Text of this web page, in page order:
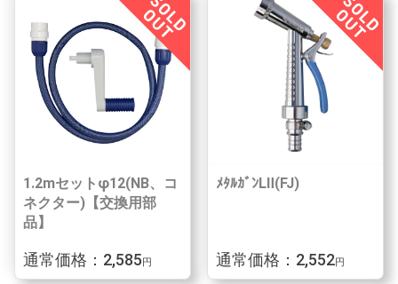
1.2mセットφ12(NB、コ
ネクター)【交換用部
品】
通常価格：2,585円
ﾒﾀﾙｶﾞﾝLⅡ(FJ)
通常価格：2,552円